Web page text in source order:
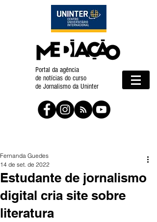
Portal da agência
de notícias do curso
de Jornalismo da Uninter
Estudante de jornalismo
digital cria site sobre
literatura
Fernanda Guedes
14 de set. de 2022